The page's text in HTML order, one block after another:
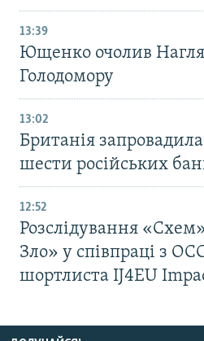
13:39
Ющенко очолив
Голодомору
13:02
Британія
шести російських
12:52
Розслідування
Зло» у співпраці з
шортлиста IJ4EU